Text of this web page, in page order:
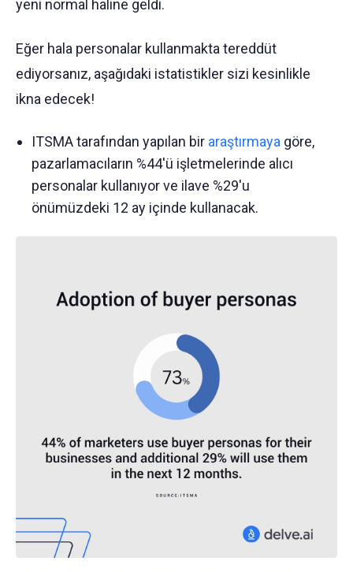
yeni normal haline geldi.
Eğer hala personalar kullanmakta tereddüt
ediyorsanız, aşağıdaki istatistikler sizi kesinlikle
ikna edecek!
ITSMA tarafından yapılan bir araştırmaya göre,
pazarlamacıların %44'ü işletmelerinde alıcı
personalar kullanıyor ve ilave %29'u
önümüzdeki 12 ay içinde kullanacak.